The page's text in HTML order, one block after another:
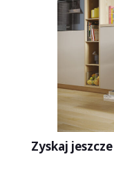
Zyskaj